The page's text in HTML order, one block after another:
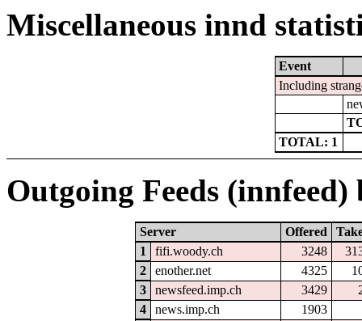
Miscellaneous innd
Event
Including
TOTAL: 1
Outgoing Feeds
Server Offered
1
fifi.woody.ch 3248
2
enother.net 4325
3
newsfeed.imp.ch 3429
4
news.imp.ch
1903